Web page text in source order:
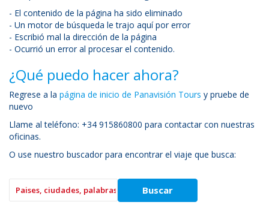
- El contenido de la página ha sido eliminado
- Un motor de búsqueda le trajo aquí por error
- Escribió mal la dirección de la página
- Ocurrió un error al procesar el contenido.
¿Qué puedo hacer ahora?
Regrese a la página de inicio de Panavisión Tours y pruebe de
nuevo
Llame al teléfono: +34 915860800 para contactar con nuestras
oficinas.
O use nuestro buscador para encontrar el viaje que busca: